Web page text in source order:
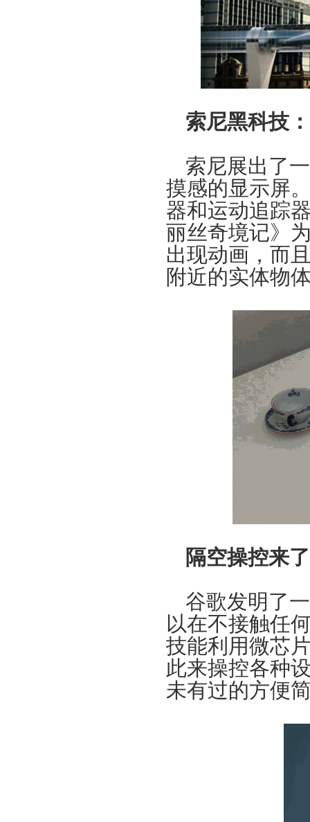
索尼黑科技
索尼展出了
摸感的显示屏
器和运动追踪
丽丝奇境记》
出现动画，而
附近的实体物
隔空操控来
谷歌发明了
以在不接触任
技能利用微芯
此来操控各种
未有过的方便